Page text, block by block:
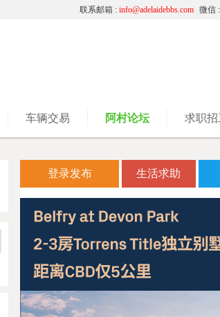
微信 :
联系邮箱 : info@adelaidebbs.com
车辆交易 阿村论坛 求职招
登录发布 生活求助